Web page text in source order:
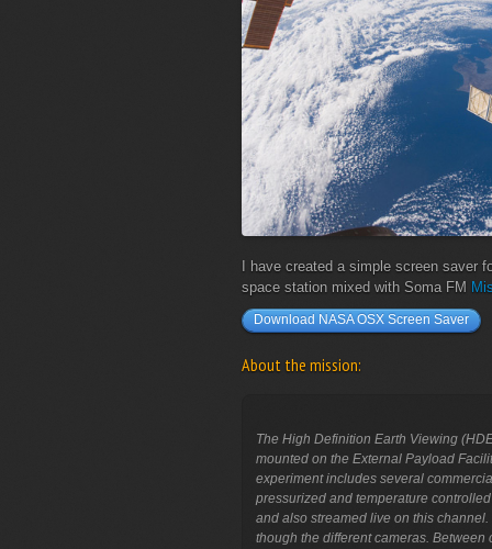
I have created a simple screen saver
space station mixed with Soma FM
Download NASA OSX Screen Saver
About the mission:
The High Definition Earth Viewing
mounted on the External Payload
experiment includes several
pressurized and temperature
and also streamed live on this
though the different cameras.